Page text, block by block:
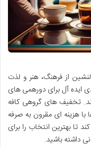
از فرهنگ، هنر و لذت
ایده آل برای دورهمی های
تخفیف های گروهی کافه
هزینه ای مقرون به صرفه
تا بهترین انتخاب را برای
داشته باشید.